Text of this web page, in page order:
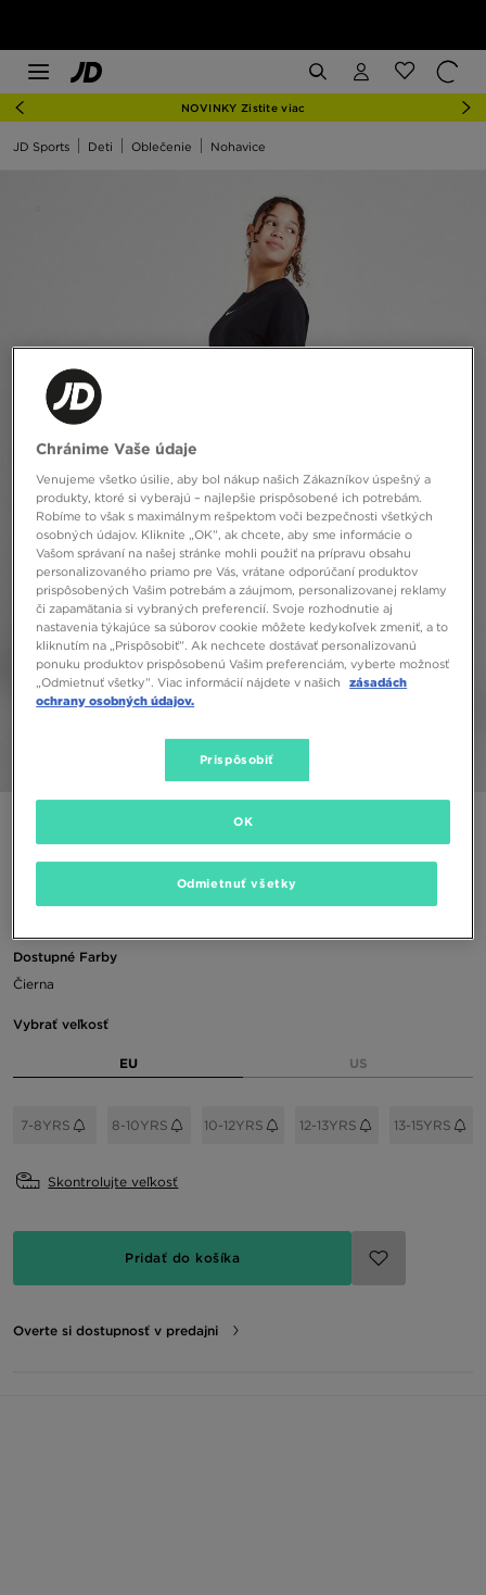
NOVINKY Zistite viac
JD Sports Deti Oblečenie Nohavice
NIKE GIRLS' SPORTSWEAR SWOOSH LEGGINGS JUNIOR
GIRL
15,00 €
Dostupné Farby
Čierna
Vybrať veľkosť
EU US
7-8YRS 8-10YRS 10-12YRS 12-13YRS 13-15YRS
Skontrolujte veľkosť
Pridať do košíka
Overte si dostupnosť v predajni
Chránime Vaše údaje
Venujeme všetko úsilie, aby bol nákup našich Zákazníkov úspešný a
produkty, ktoré si vyberajú – najlepšie prispôsobené ich potrebám.
Robíme to však s maximálnym rešpektom voči bezpečnosti všetkých
osobných údajov. Kliknite „OK”, ak chcete, aby sme informácie o
Vašom správaní na našej stránke mohli použiť na prípravu obsahu
personalizovaného priamo pre Vás, vrátane odporúčaní produktov
prispôsobených Vašim potrebám a záujmom, personalizovanej reklamy
či zapamätania si vybraných preferencií. Svoje rozhodnutie aj
nastavenia týkajúce sa súborov cookie môžete kedykoľvek zmeniť, a to
kliknutím na „Prispôsobiť”. Ak nechcete dostávať personalizovanú
ponuku produktov prispôsobenú Vašim preferenciám, vyberte možnosť
„Odmietnuť všetky”. Viac informácií nájdete v našich
zásadách
ochrany osobných údajov.
Prispôsobiť
Odmietnuť všetky
OK